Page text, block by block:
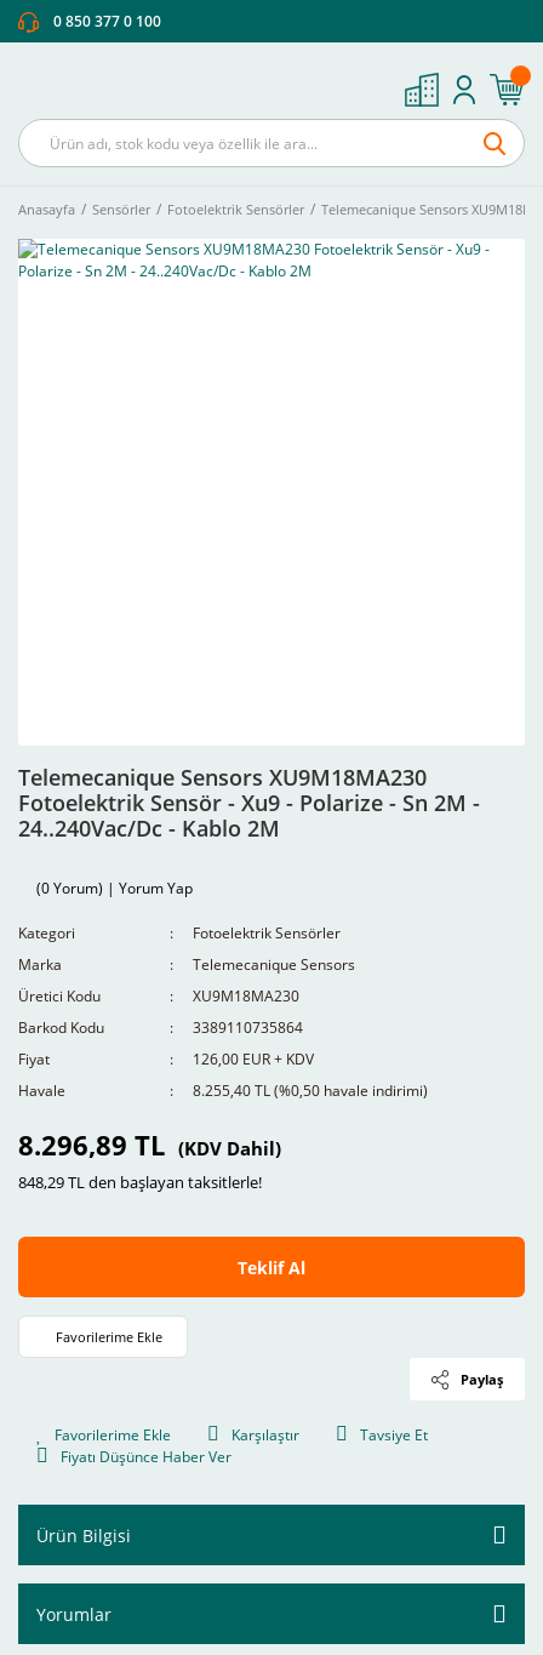
0 850 377 0 100
Anasayfa Sensörler Fotoelektrik Sensörler Telemecanique Sensors
Telemecanique Sensors XU9M18MA230
Fotoelektrik Sensör - Xu9 - Polarize - Sn 2M -
24..240Vac/Dc - Kablo 2M
(0 Yorum) | Yorum Yap
Kategori
Fotoelektrik Sensörler
Marka
Telemecanique Sensors
Üretici Kodu
XU9M18MA230
Barkod Kodu
3389110735864
Fiyat
126,00 EUR + KDV
Havale
8.255,40 TL (%0,50 havale indirimi)
8.296,89 TL (KDV Dahil)
848,29 TL den başlayan taksitlerle!
Teklif Al
Paylaş
Karşılaştır
Tavsiye Et
Fiyatı Düşünce Haber Ver
Ürün Bilgisi
Yorumlar